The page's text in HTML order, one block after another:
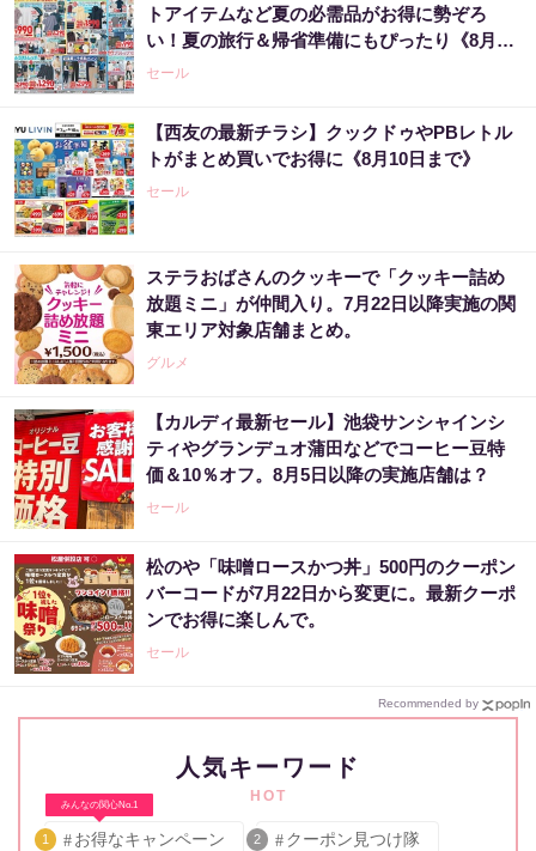
トアイテムなど夏の必需品がお得に勢ぞろ
い！夏の旅行＆帰省準備にもぴったり《8月6
日まで》
セール
【西友の最新チラシ】クックドゥやPBレトル
トがまとめ買いでお得に《8月10日まで》
セール
ステラおばさんのクッキーで「クッキー詰め
放題ミニ」が仲間入り。7月22日以降実施の関
東エリア対象店舗まとめ。
グルメ
【カルディ最新セール】池袋サンシャインシ
ティやグランデュオ蒲田などでコーヒー豆特
価＆10％オフ。8月5日以降の実施店舗は？
セール
松のや「味噌ロースかつ丼」500円のクーポン
バーコードが7月22日から変更に。最新クーポ
ンでお得に楽しんで。
セール
Recommended by
人気キーワード
HOT
みんなの関心No.1
1 お得なキャンペーン 2 クーポン見つけ隊